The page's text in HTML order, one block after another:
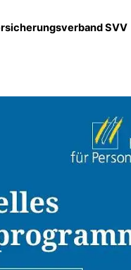
SVV